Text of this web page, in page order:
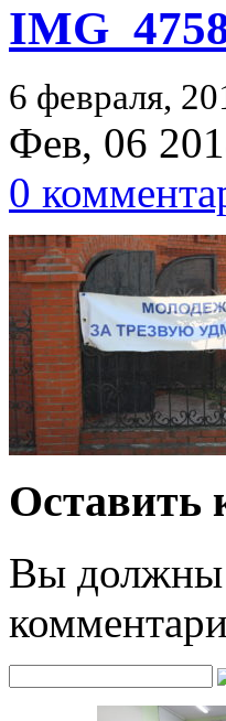
6 февраля,
Фев, 06
0
Оставить
Вы должны